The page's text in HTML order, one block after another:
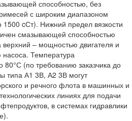
способностью, без
с широким диапазоном
1500 cСт). Нижний предел вязкости
смазывающей способностью
верхний – мощностью двигателя и
Температура
80°С (по требованию заказчика до
типа А1 3В, А2 3В могут
и речного флота в машинных и
линиях для подачи
в системах гидравлики